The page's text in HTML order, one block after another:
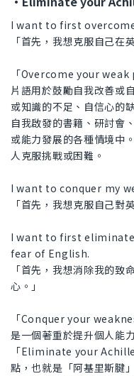
I want to first
「首先，我想克服自己在
「Overcome your
片語用於鼓勵自我改善或
或知識的不足、自信心的
自我啟發的書籍、研討會
或能力發展的各種情境中
人克服挑戰或困難。
I want to conquer my
「首先，我想克服自己對
I want to first
fear of English.
「首先，我想消除我的致
心。」
「Conquer your
是一個著重於提升個人能
「Eliminate your
點，也就是「阿基里斯腱